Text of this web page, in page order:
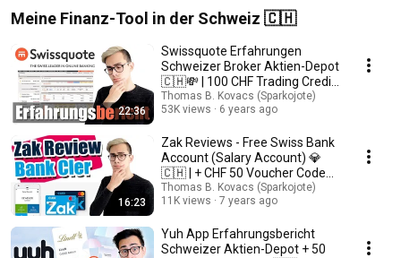
Meine Finanz-Tool in der Schweiz 🇨🇭
22:36
Swissquote Erfahrungen
Schweizer Broker Aktien-Depot
🇨🇭💸 | 100 CHF Trading Credit
Gutschein
Thomas B. Kovacs (Sparkojote)
53K views
6 years ago
16:23
Zak Reviews - Free Swiss Bank
Account (Salary Account) 💎
🇨🇭 | + CHF 50 Voucher Code
ZAKSPK
Thomas B. Kovacs (Sparkojote)
11K views
7 years ago
Yuh App Erfahrungsbericht
Schweizer Aktien-Depot + 50